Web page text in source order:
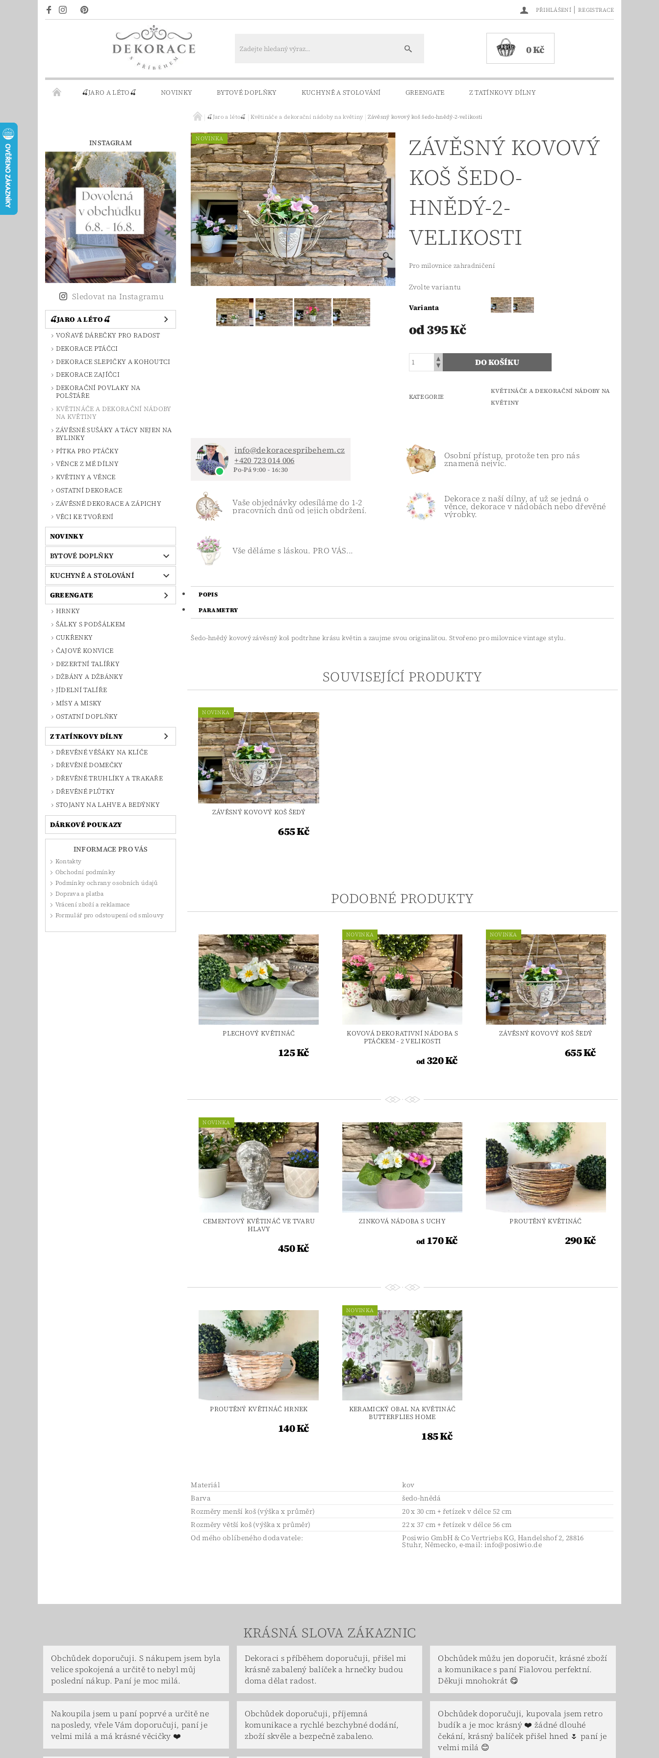
PŘIHLÁŠENÍ | REGISTRACE
0 Kč
🍒JARO A LÉTO🍒 NOVINKY BYTOVÉ DOPLŇKY KUCHYNĚ A STOLOVÁNÍ GREENGATE Z TATÍNKOVY DÍLNY
PRO INSPIRACI KONTAKTY DOPRAVA A PLATBA
INSTAGRAM
Sledovat na Instagramu
🍒JARO A LÉTO🍒
VOŇAVÉ DÁREČKY PRO RADOST
DEKORACE PTÁČCI
DEKORACE SLEPIČKY A KOHOUTCI
DEKORACE ZAJÍČCI
DEKORAČNÍ POVLAKY NA
POLŠTÁŘE
KVĚTINÁČE A DEKORAČNÍ NÁDOBY
NA KVĚTINY
ZÁVĚSNÉ SUŠÁKY A TÁCY NEJEN NA
BYLINKY
PÍTKA PRO PTÁČKY
VĚNCE Z MÉ DÍLNY
KVĚTINY A VĚNCE
OSTATNÍ DEKORACE
ZÁVĚSNÉ DEKORACE A ZÁPICHY
VĚCI KE TVOŘENÍ
NOVINKY
BYTOVÉ DOPLŇKY
KUCHYNĚ A STOLOVÁNÍ
GREENGATE
HRNKY
ŠÁLKY S PODŠÁLKEM
CUKŘENKY
ČAJOVÉ KONVICE
DEZERTNÍ TALÍŘKY
DŽBÁNY A DŽBÁNKY
JÍDELNÍ TALÍŘE
MÍSY A MISKY
OSTATNÍ DOPLŇKY
Z TATÍNKOVY DÍLNY
DŘEVĚNÉ VĚŠÁKY NA KLÍČE
DŘEVĚNÉ DOMEČKY
DŘEVĚNÉ TRUHLÍKY A TRAKAŘE
DŘEVĚNÉ PLŮTKY
STOJANY NA LAHVE A BEDÝNKY
DÁRKOVÉ POUKAZY
INFORMACE PRO VÁS
Kontakty
Obchodní podmínky
Podmínky ochrany osobních údajů
Doprava a platba
Vrácení zboží a reklamace
Formulář pro odstoupení od smlouvy
🍒Jaro a léto🍒 Květináče a dekorační nádoby na květiny Závěsný kovový koš šedo-hnědý-2-velikosti
NOVINKA
ZÁVĚSNÝ KOVOVÝ
KOŠ ŠEDO-
HNĚDÝ-2-
VELIKOSTI
Pro milovnice zahradničení
Zvolte variantu
Varianta
od 395 Kč
KATEGORIE
KVĚTINÁČE A DEKORAČNÍ NÁDOBY NA
KVĚTINY
info@dekoracespribehem.cz
+420 723 014 006
Po-Pá 9:00 - 16:30
Osobní přístup, protože ten pro nás
znamená nejvíc.
Vaše objednávky odesíláme do 1-2
pracovních dnů od jejich obdržení.
Dekorace z naší dílny, ať už se jedná o
věnce, dekorace v nádobách nebo dřevěné
výrobky.
Vše děláme s láskou. PRO VÁS...
POPIS
PARAMETRY
Šedo-hnědý kovový závěsný koš podtrhne krásu květin a zaujme svou originalitou. Stvořeno pro milovnice vintage stylu.
SOUVISEJÍCÍ PRODUKTY
NOVINKA
ZÁVĚSNÝ KOVOVÝ KOŠ ŠEDÝ
655 Kč
PODOBNÉ PRODUKTY
PLECHOVÝ KVĚTINÁČ
125 Kč
NOVINKA
KOVOVÁ DEKORATIVNÍ NÁDOBA S
PTÁČKEM - 2 VELIKOSTI
od320 Kč
NOVINKA
ZÁVĚSNÝ KOVOVÝ KOŠ ŠEDÝ
655 Kč
NOVINKA
CEMENTOVÝ KVĚTINÁČ VE TVARU
HLAVY
450 Kč
ZINKOVÁ NÁDOBA S UCHY
od170 Kč
PROUTĚNÝ KVĚTINÁČ
290 Kč
PROUTĚNÝ KVĚTINÁČ HRNEK
140 Kč
NOVINKA
KERAMICKÝ OBAL NA KVĚTINÁČ
BUTTERFLIES HOME
185 Kč
Materiál
kov
Barva
šedo-hnědá
Rozměry menší koš (výška x průměr)
20 x 30 cm + řetízek v délce 52 cm
Rozměry větší koš (výška x průměr)
22 x 37 cm + řetízek v délce 56 cm
Od mého oblíbeného dodavatele:
Posiwio GmbH & Co Vertriebs KG, Handelshof 2, 28816
Stuhr, Německo, e-mail: info@posiwio.de
KRÁSNÁ SLOVA ZÁKAZNIC
Obchůdek doporučuji. S nákupem jsem byla
velice spokojená a určitě to nebyl můj
poslední nákup. Paní je moc milá.
Nakoupila jsem u paní poprvé a určitě ne
naposledy, vřele Vám doporučuji, paní je
velmi milá a má krásné věcičky ❤️
Dekoraci s příběhem doporučuji, přišel mi
krásně zabalený balíček a hrnečky budou
doma dělat radost.
Obchůdek doporučuji, příjemná
komunikace a rychlé bezchybné dodání,
zboží skvěle a bezpečně zabaleno.
Obchůdek můžu jen doporučit, krásné zboží
a komunikace s paní Fialovou perfektní.
Děkuji mnohokrát 😋
Obchůdek doporučuji, kupovala jsem retro
budík a je moc krásný ❤️ žádné dlouhé
čekání, krásný balíček přišel hned 🌷 paní je
velmi milá 😊